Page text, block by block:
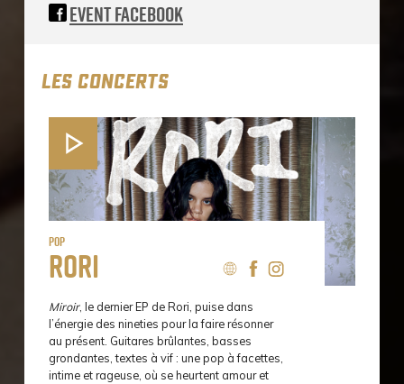
Event Facebook
LES CONCERTS
Pop
Rori
Miroir, le dernier EP de Rori, puise dans
l’énergie des nineties pour la faire résonner
au présent. Guitares brûlantes, basses
grondantes, textes à vif : une pop à facettes,
intime et rageuse, où se heurtent amour et